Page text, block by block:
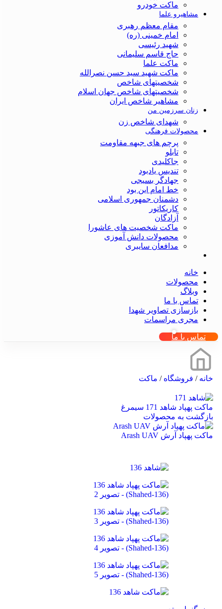
ماکت خودرو
مشاهیرو علما
مقام معظم رهبری
امام خمینی (ره)
شهید رئیسی
حاج قاسم سلیمانی
ماکت علما
ماکت شهید سید حسن نصرالله
شخصیتهای شاخص
شخصیتهای شاخص جهان اسلام
مشاهیر شاخص ایران
زنان سرزمین من
شهدای شاخص زن
محصولات فرهنگی
پرچم های جبهه مقاومت
تابلو
جاکلیدی
تندیس یادبود
جهادگر بسیجی
خط امام این بود
دشمنان جمهوری اسلامی
کاریکاتور
آزادگان
ماکت شخصیت های عاشورا
محصولات دانش آموزی
مدافعان سایبری
خانه
محصولات
وبلاگ
تماس با ما
بازسازی تصاویر شهدا
مجری مراسمات
تماس با ما
خانه/ فروشگاه/ ماکت
ماکت پهپاد شاهد 171 سیمرغ
بازگشت به محصولات
ماکت پهپاد آرش Arash UAV